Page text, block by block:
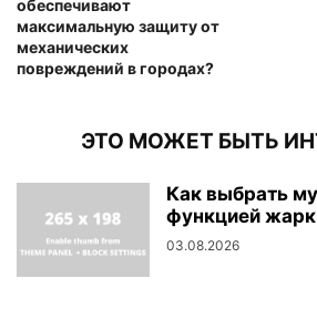
обеспечивают
максимальную защиту от
механических
повреждений в городах?
ЭТО МОЖЕТ БЫТЬ
Как выбрать
функцией
03.08.2026